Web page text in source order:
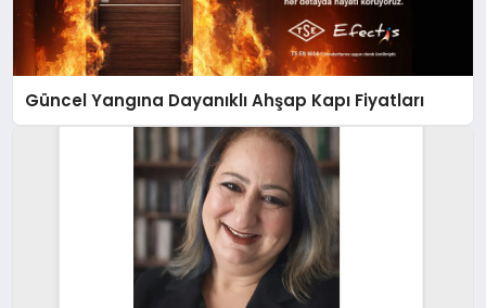
Güncel Yangına Dayanıklı Ahşap Kapı Fiyatları